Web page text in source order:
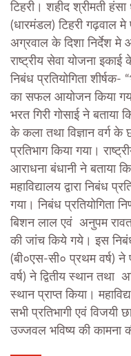
टिहरी। शहीद श्रीमती हंसा
(धारमंडल) टिहरी गढ़वाल मे
अग्रवाल के दिशा निर्देश
राष्ट्रीय सेवा योजना इकाई
निबंध प्रतियोगिता शीर्षक-
का सफल आयोजन किया
भरत गिरी गोसाई ने बताया
के कला तथा विज्ञान वर्ग के
प्रतिभाग किया गया।
आराधना बंधानी ने बताया
महाविद्यालय द्वारा निबंध
गया। निबंध प्रतियोगिता
बिशन लाल एवं अनुपम रावत
की जांच किये गये। इस निबंध
(बी०एस-सी० प्रथम वर्ष) ने
वर्ष) ने द्वितीय स्थान तथा
स्थान प्राप्त किया।
सभी प्रतिभागी एवं
उज्जवल भविष्य की कामना